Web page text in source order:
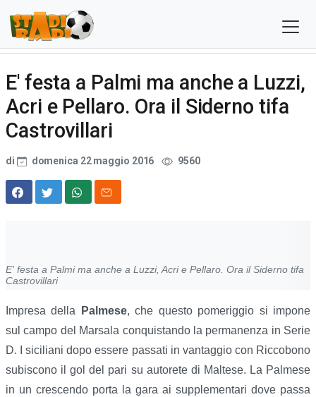
E' festa a Palmi ma anche a Luzzi,
Acri e Pellaro. Ora il Siderno tifa
Castrovillari
di domenica 22 maggio 2016 9560
E' festa a Palmi ma anche a Luzzi, Acri e Pellaro. Ora il Siderno tifa
Castrovillari
Impresa della Palmese, che questo pomeriggio si impone
sul campo del Marsala conquistando la permanenza in Serie
D. I siciliani dopo essere passati in vantaggio con Riccobono
subiscono il gol del pari su autorete di Maltese. La Palmese
in un crescendo porta la gara ai supplementari dove passa